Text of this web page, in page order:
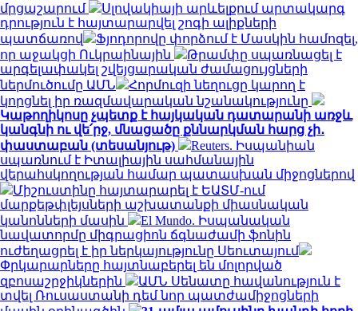
մրցաշարում
Սլովակիայի արևելքում արտակարգ
դրություն է հայտարարվել շոգի ալիքների
պատճառով
Ֆյոդորովը փորձում է Մասկին համոզել,
որ աջակցի Ուկրաինային
Թրամփը սպառնացել է
արգելափակել շվեյցարական ժամացույցների
ներմուծումը ԱՄՆ
Հորմուզի նեղուցը կարող է
կորցնել իր ռազմավարական նշանակությունը
Կաթողիկոսը չպետք է հայկական դատարանի առջև
կանգնի ու վե՛րջ, մնացածը քննարկման հարց չի․
փաստաբան (տեսանյութ)
Reuters. Իսպանիան
սպառնում է Իտալիային սահմանային
վերահսկողության համար պատասխան միջոցներով
Միշուստինը հայտարարել է ԵԱՏՄ-ում
մարքեթփլեյսների աշխատանքի միասնական
կանոնների մասին
El Mundo. Իսպանական
նավատորմը միգրացիոն ճգնաժամի ֆոնին
ուժեղացրել է իր ներկայությունը Սեուտայում
Փրկարարները հայտնաբերել են մոլորված
զբոսաշրջիկներին
ԱՄՆ Սենատը հավանություն է
տվել Ռուսաստանի դեմ նոր պատժամիջոցների